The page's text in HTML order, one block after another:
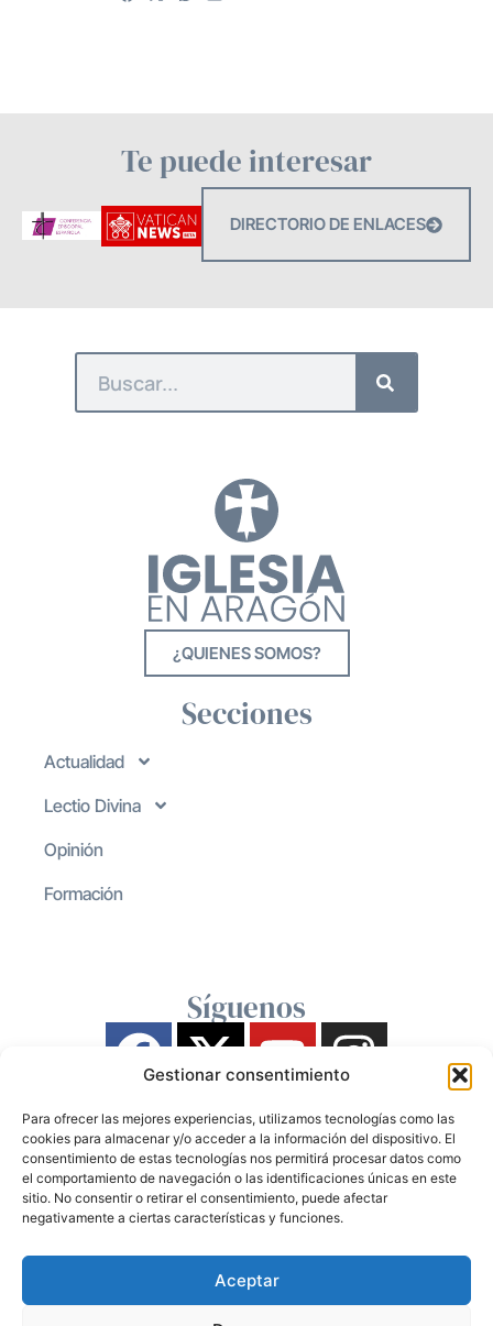
Gestionar consentimiento
Para ofrecer las mejores experiencias, utilizamos tecnologías como las
cookies para almacenar y/o acceder a la información del dispositivo. El
consentimiento de estas tecnologías nos permitirá procesar datos como
el comportamiento de navegación o las identificaciones únicas en este
sitio. No consentir o retirar el consentimiento, puede afectar
negativamente a ciertas características y funciones.
Aceptar
Te puede interesar
DIRECTORIO DE ENLACES
¿QUIENES SOMOS?
Secciones
Actualidad
Lectio Divina
Opinión
Formación
Síguenos